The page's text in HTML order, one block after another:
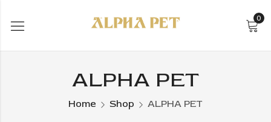
0
ALPHA PET
Home Shop ALPHA PET